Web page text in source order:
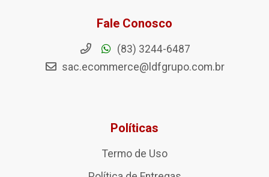
Fale Conosco
(83) 3244-6487
sac.ecommerce@ldfgrupo.com.br
Políticas
Termo de Uso